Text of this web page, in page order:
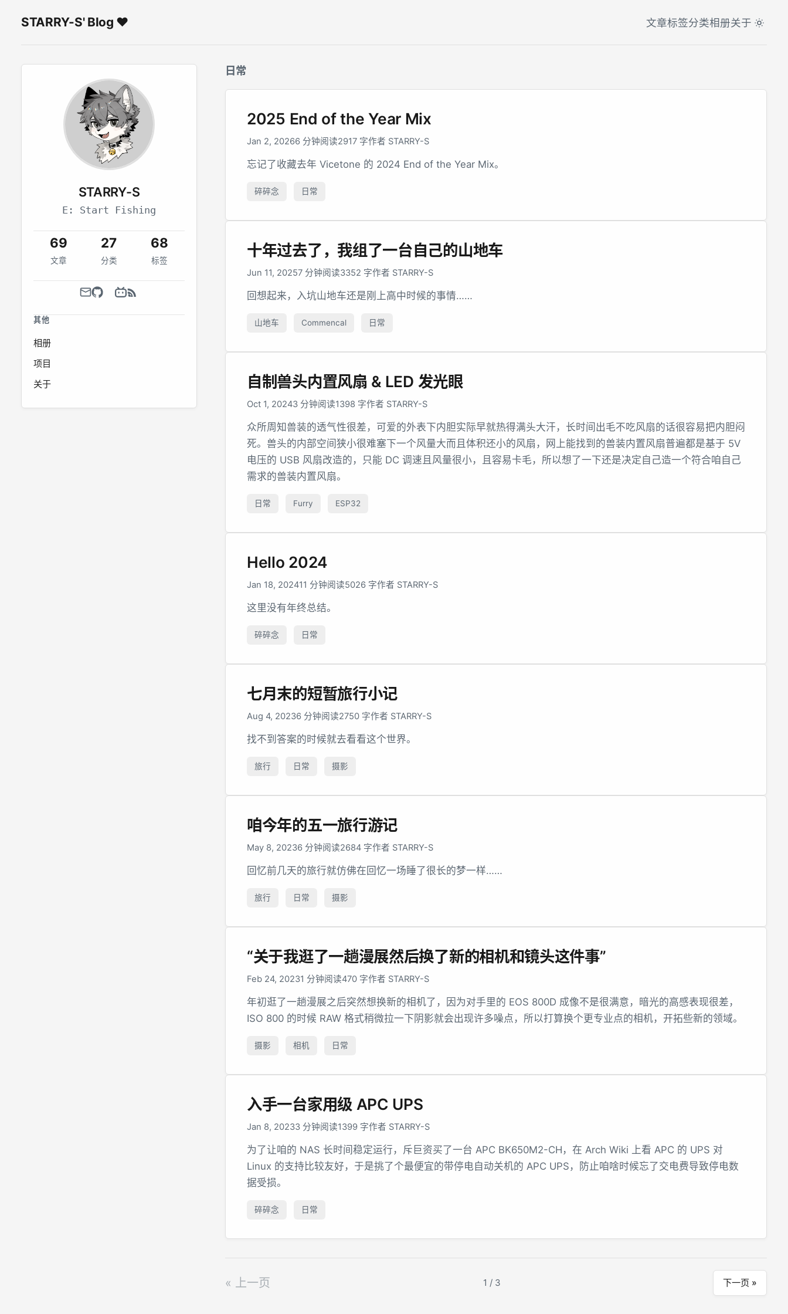
STARRY-S' Blog ♥ 文章标签分类相册关于
STARRY-S
E: Start Fishing
69
文章
27
分类
68
标签
其他
相册
项目
关于
日常
2025 End of the Year Mix
Jan 2, 20266 分钟阅读2917 字作者 STARRY-S
忘记了收藏去年 Vicetone 的 2024 End of the Year Mix。
碎碎念 日常
十年过去了，我组了一台自己的山地车
Jun 11, 20257 分钟阅读3352 字作者 STARRY-S
回想起来，入坑山地车还是刚上高中时候的事情……
山地车 Commencal 日常
自制兽头内置风扇 & LED 发光眼
Oct 1, 20243 分钟阅读1398 字作者 STARRY-S
众所周知兽装的透气性很差，可爱的外表下内胆实际早就热得满头大汗，长时间出毛不吃风扇的话很容易把内胆闷
死。兽头的内部空间狭小很难塞下一个风量大而且体积还小的风扇，网上能找到的兽装内置风扇普遍都是基于 5V
电压的 USB 风扇改造的，只能 DC 调速且风量很小，且容易卡毛，所以想了一下还是决定自己造一个符合咱自己
需求的兽装内置风扇。
日常 Furry ESP32
Hello 2024
Jan 18, 202411 分钟阅读5026 字作者 STARRY-S
这里没有年终总结。
碎碎念 日常
七月末的短暂旅行小记
Aug 4, 20236 分钟阅读2750 字作者 STARRY-S
找不到答案的时候就去看看这个世界。
旅行 日常 摄影
咱今年的五一旅行游记
May 8, 20236 分钟阅读2684 字作者 STARRY-S
回忆前几天的旅行就仿佛在回忆一场睡了很长的梦一样……
旅行 日常 摄影
“关于我逛了一趟漫展然后换了新的相机和镜头这件事”
Feb 24, 20231 分钟阅读470 字作者 STARRY-S
年初逛了一趟漫展之后突然想换新的相机了，因为对手里的 EOS 800D 成像不是很满意，暗光的高感表现很差，
ISO 800 的时候 RAW 格式稍微拉一下阴影就会出现许多噪点，所以打算换个更专业点的相机，开拓些新的领域。
摄影 相机 日常
入手一台家用级 APC UPS
Jan 8, 20233 分钟阅读1399 字作者 STARRY-S
为了让咱的 NAS 长时间稳定运行，斥巨资买了一台 APC BK650M2-CH，在 Arch Wiki 上看 APC 的 UPS 对
Linux 的支持比较友好，于是挑了个最便宜的带停电自动关机的 APC UPS，防止咱啥时候忘了交电费导致停电数
据受损。
碎碎念 日常
« 上一页 1 / 3 下一页 »